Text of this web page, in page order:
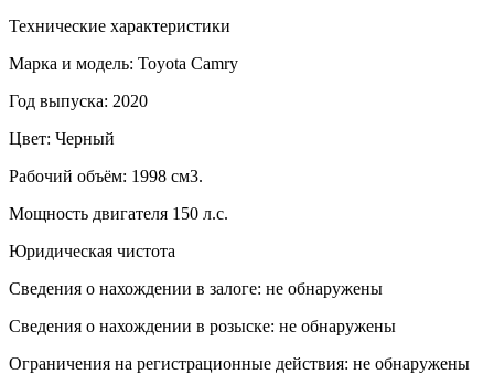
Технические характеристики
Марка и модель: Toyota Camry
Год выпуска: 2020
Цвет: Черный
Рабочий объём: 1998 см3.
Мощность двигателя 150 л.с.
Юридическая чистота
Сведения о нахождении в залоге: не обнаружены
Сведения о нахождении в розыске: не обнаружены
Ограничения на регистрационные действия: не обнаружены